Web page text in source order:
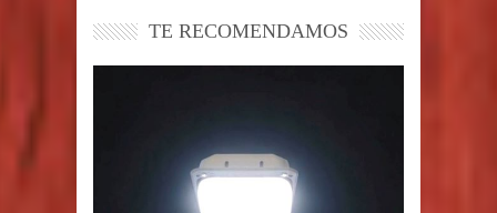
TE RECOMENDAMOS